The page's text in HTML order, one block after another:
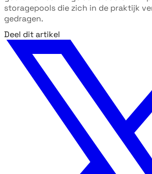
storagepools die zich in de praktijk
gedragen.
Deel dit artikel